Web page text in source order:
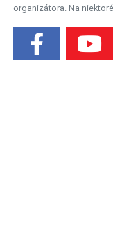
organizátora. Na